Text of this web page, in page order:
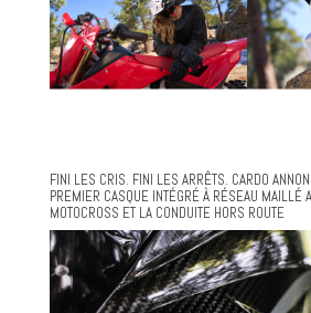
FINI LES CRIS. FINI LES ARRÊTS. CARDO
PREMIER CASQUE INTÉGRÉ À RÉSEAU MAILLÉ
MOTOCROSS ET LA CONDUITE HORS ROUTE